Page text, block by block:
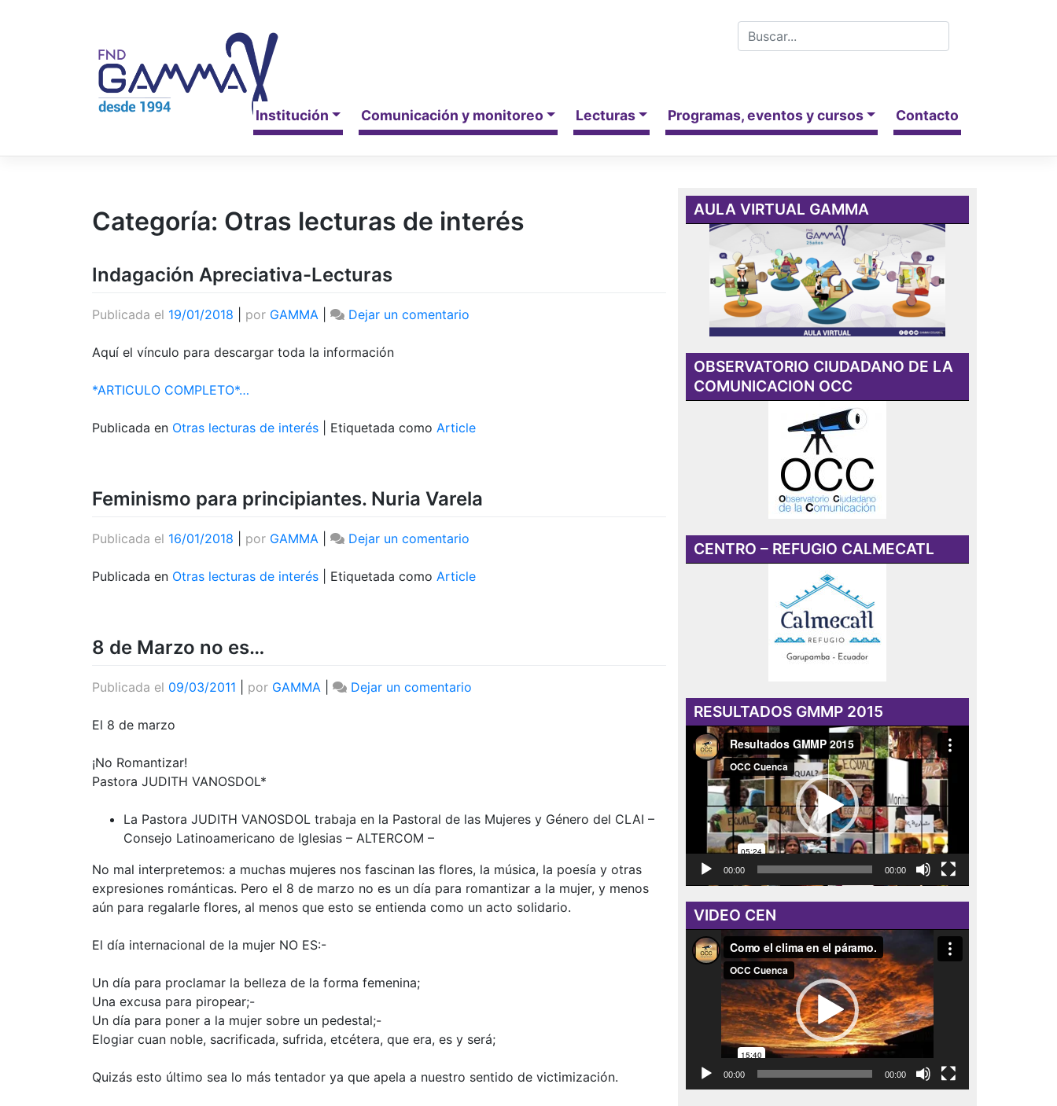
Institución Comunicación y monitoreo Lecturas Programas, eventos y cursos Contacto
Categoría: Otras lecturas de interés
Indagación Apreciativa-Lecturas
Publicada el 19/01/2018 por GAMMA Dejar un comentario
Aquí el vínculo para descargar toda la información
*ARTICULO COMPLETO*…
Publicada en Otras lecturas de interés Etiquetada como Article
Feminismo para principiantes. Nuria Varela
Publicada el 16/01/2018 por GAMMA Dejar un comentario
para
Publicada en Otras lecturas de interés Etiquetada como Article
8 de Marzo no es…
Publicada el 09/03/2011 por GAMMA Dejar un comentario
El 8 de marzo
¡No Romantizar!
Pastora JUDITH VANOSDOL*
La Pastora JUDITH VANOSDOL trabaja en la Pastoral de las Mujeres y Género del CLAI –
Consejo Latinoamericano de Iglesias – ALTERCOM –
No mal interpretemos: a muchas mujeres nos fascinan las flores, la música, la poesía y otras
expresiones románticas. Pero el 8 de marzo no es un día para romantizar a la mujer, y menos
aún para regalarle flores, al menos que esto se entienda como un acto solidario.
El día internacional de la mujer NO ES:-
Un día para proclamar la belleza de la forma femenina;
Una excusa para piropear;-
Un día para poner a la mujer sobre un pedestal;-
Elogiar cuan noble, sacrificada, sufrida, etcétera, que era, es y será;
Quizás esto último sea lo más tentador ya que apela a nuestro sentido de victimización.
AULA VIRTUAL GAMMA
OBSERVATORIO CIUDADANO DE LA
COMUNICACION OCC
CENTRO – REFUGIO CALMECATL
RESULTADOS GMMP 2015
Reproductor
de
vídeo
00:00 00:00
VIDEO CEN
Reproductor
de
00:00 00:00